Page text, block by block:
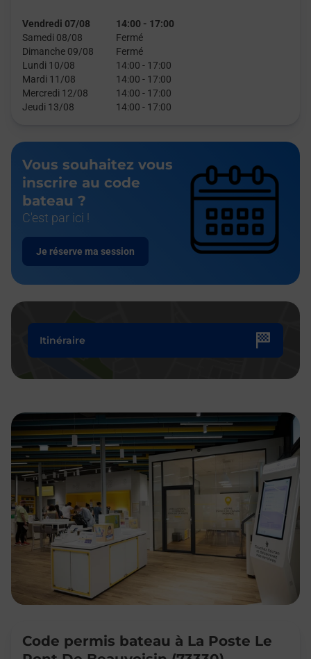
Vendredi 07/08 14:00 - 17:00
Samedi 08/08
Fermé
Dimanche 09/08
Fermé
Lundi 10/08
14:00 - 17:00
Mardi 11/08
14:00 - 17:00
Mercredi 12/08
14:00 - 17:00
Jeudi 13/08
14:00 - 17:00
Vous souhaitez vous
inscrire au code
bateau ?
C'est par ici !
Je réserve ma session
Itinéraire
Code permis bateau à La Poste Le